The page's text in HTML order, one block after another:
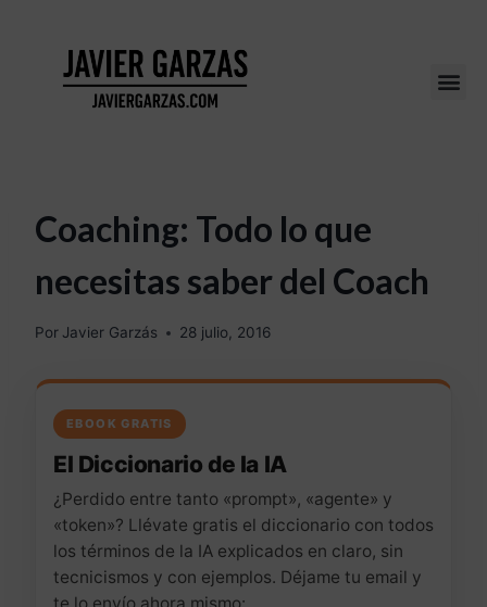
Coaching: Todo lo que
necesitas saber del Coach
Por Javier Garzás 28 julio, 2016
EBOOK GRATIS
El Diccionario de la IA
¿Perdido entre tanto «prompt», «agente» y
«token»? Llévate gratis el diccionario con todos
los términos de la IA explicados en claro, sin
tecnicismos y con ejemplos. Déjame tu email y